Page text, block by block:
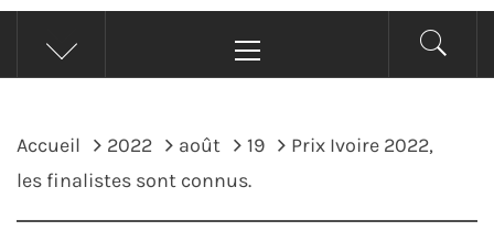
principal
Accueil 2022 août 19
Prix Ivoire 2022,
les finalistes sont connus.